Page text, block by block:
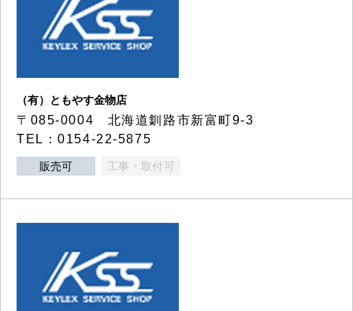
（有）ともやす金物店
〒085-0004 北海道釧路市新富町9-3
TEL：0154-22-5875
販売可 工事・取付可